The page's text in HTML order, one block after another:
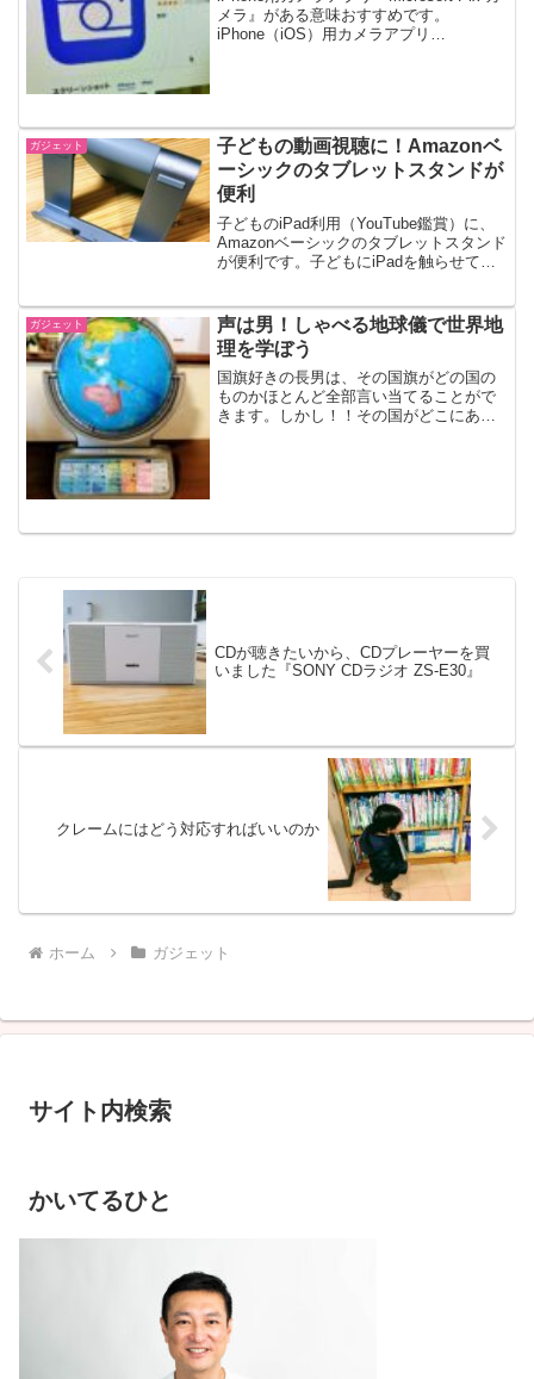
メラ』がある意味おすすめです。
iPhone（iOS）用カメラアプリ
ガジェット
子どもの動画視聴に！Amazonベ
ーシックのタブレットスタンドが
便利
子どものiPad利用（YouTube鑑賞）に、
Amazonベーシックのタブレットスタンド
が便利です。子どもにiPadを触らせては
うのですが、一度iPad...
ガジェット
声は男！しゃべる地球儀で世界地
理を学ぼう
国旗好きの長男は、その国旗がどの国の
ものかほとんど全部言い当てることがで
きます。しかし！！その国がどこにある
CDが聴きたいから、CDプレーヤーを買
いました『SONY CDラジオ ZS-E30』
クレームにはどう対応すればいいのか
ホーム ガジェット
サイト内検索
かいてるひと